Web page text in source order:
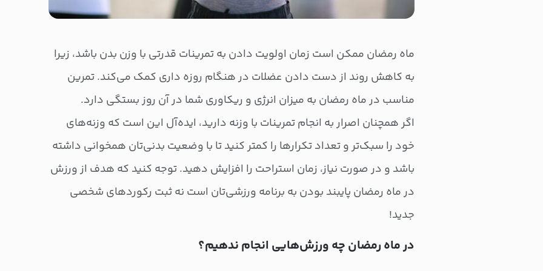
ماه رمضان ممکن است زمان اولویت دادن به تمرینات قدرتی با وزن بدن باشد، زیرا
به کاهش روند از دست دادن عضلات در هنگام روزه داری کمک می‌کند. تمرین
مناسب در ماه رمضان به میزان انرژی و ریکاوری شما در آن روز بستگی دارد.
اگر همچنان اصرار به انجام تمرینات با وزنه دارید، ایده‌آل این است که وزنه‌های
خود را سبک‌تر و تعداد تکرارها را کمتر کنید تا با وضعیت بدنی‌تان همخوانی داشته
باشد و در صورت نیاز، زمان استراحت را افزایش دهید. توجه کنید که هدف از ورزش
در ماه رمضان پایبند بودن به برنامه ورزشی‌تان است نه ثبت رکوردهای شخصی
جدید!
در ماه رمضان چه ورزش‌هایی انجام ندهیم؟